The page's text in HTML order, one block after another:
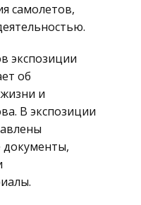
самолетов,
экспозиции
об
и
В экспозиции